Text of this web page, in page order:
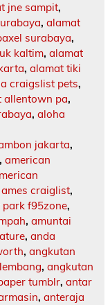
jne sampit,
, alamat
surabaya,
kaltim, alamat
, alamat tiki
craigslist pets,
allentown pa,
, aloha
jakarta,
, american
ames craiglist,
park f95zone,
, amuntai
, anda
, angkutan
, angkutan
tumblr, antar
, anteraja